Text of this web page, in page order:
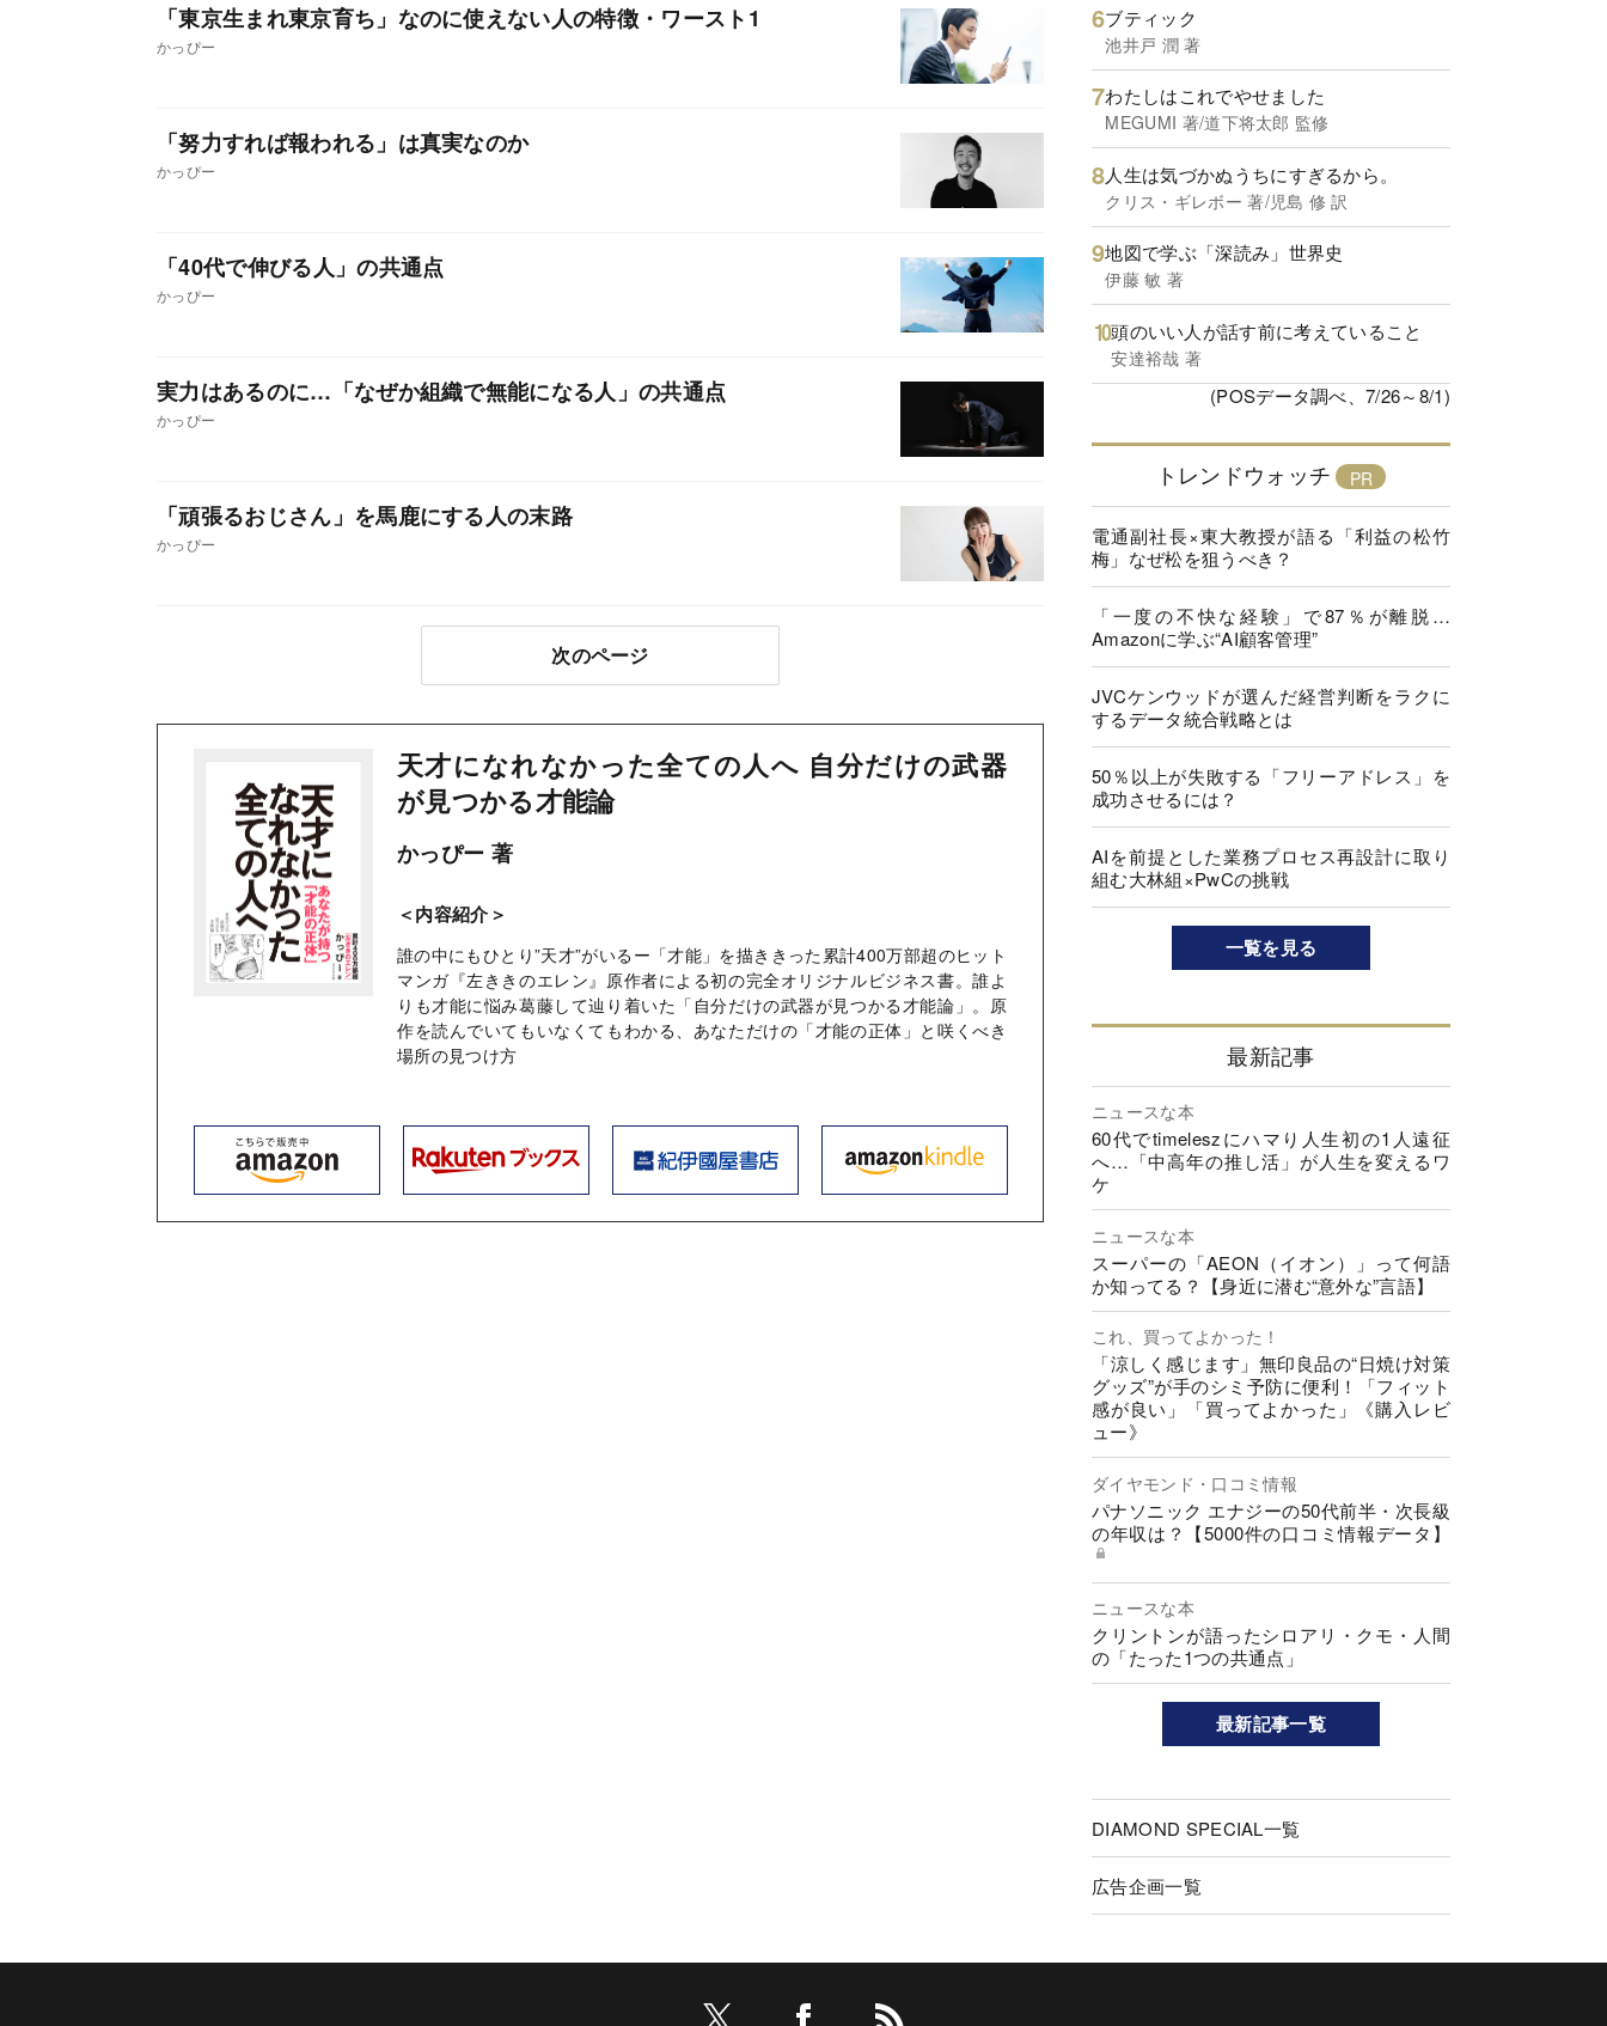
「東京生まれ東京育ち」なのに使えない人の特徴・ワースト1
かっぴー
「努力すれば報われる」は真実なのか
かっぴー
「40代で伸びる人」の共通点
かっぴー
実力はあるのに…「なぜか組織で無能になる人」の共通点
かっぴー
「頑張るおじさん」を馬鹿にする人の末路
かっぴー
次のページ
天才になれなかった全ての人へ 自分だけの武器
が見つかる才能論
かっぴー 著
＜内容紹介＞
誰の中にもひとり”天才”がいるー「才能」を描ききった累計400万部超のヒット
マンガ『左ききのエレン』原作者による初の完全オリジナルビジネス書。誰よ
りも才能に悩み葛藤して辿り着いた「自分だけの武器が見つかる才能論」。原
作を読んでいてもいなくてもわかる、あなただけの「才能の正体」と咲くべき
場所の見つけ方
ブティック
池井戸 潤 著
わたしはこれでやせました
MEGUMI 著/道下将太郎 監修
人生は気づかぬうちにすぎるから。
クリス・ギレボー 著/児島 修 訳
地図で学ぶ「深読み」世界史
伊藤 敏 著
頭のいい人が話す前に考えていること
安達裕哉 著
(POSデータ調べ、7/26～8/1)
トレンドウォッチ
電通副社長×東大教授が語る「利益の松竹
梅」なぜ松を狙うべき？
「一度の不快な経験」で87％が離脱…
Amazonに学ぶ“AI顧客管理”
JVCケンウッドが選んだ経営判断をラクに
するデータ統合戦略とは
50％以上が失敗する「フリーアドレス」を
成功させるには？
AIを前提とした業務プロセス再設計に取り
組む大林組×PwCの挑戦
一覧を見る
最新記事
ニュースな本
60代でtimeleszにハマり人生初の1人遠征
へ…「中高年の推し活」が人生を変えるワ
ケ
ニュースな本
スーパーの「AEON（イオン）」って何語
か知ってる？【身近に潜む“意外な”言語】
これ、買ってよかった！
「涼しく感じます」無印良品の“日焼け対策
グッズ”が手のシミ予防に便利！「フィット
感が良い」「買ってよかった」《購入レビ
ュー》
ダイヤモンド・口コミ情報
パナソニック エナジーの50代前半・次長級
の年収は？【5000件の口コミ情報データ】
ニュースな本
クリントンが語ったシロアリ・クモ・人間
の「たった1つの共通点」
最新記事一覧
DIAMOND SPECIAL一覧
広告企画一覧